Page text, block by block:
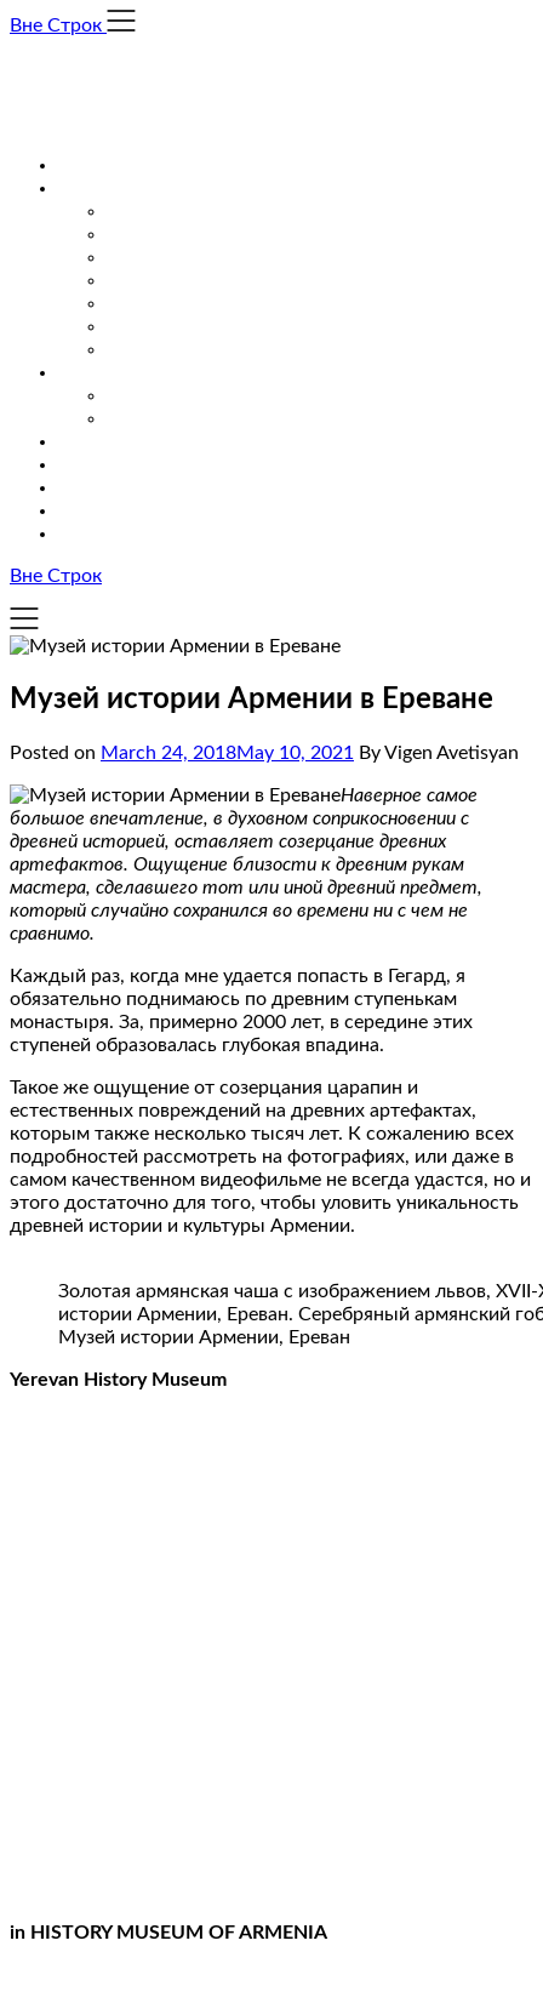
Skip
Вне Строк
Вне Строк
Музей истории Армении в Ереване
Posted on March 24, 2018May 10, 2021 By Vigen Avetisyan
Наверное самое
большое впечатление, в духовном соприкосновении с
древней историей, оставляет созерцание древних
артефактов. Ощущение близости к древним рукам
мастера, сделавшего тот или иной древний предмет,
который случайно сохранился во времени ни с чем не
сравнимо.
Каждый раз, когда мне удается попасть в Гегард, я
обязательно поднимаюсь по древним ступенькам
монастыря. За, примерно 2000 лет, в середине этих
ступеней образовалась глубокая впадина.
Такое же ощущение от созерцания царапин и
естественных повреждений на древних артефактах,
которым также несколько тысяч лет. К сожалению всех
подробностей рассмотреть на фотографиях, или даже в
самом качественном видеофильме не всегда удастся, но и
этого достаточно для того, чтобы уловить уникальность
древней истории и культуры Армении.
Золотая армянская чаша с изображением львов,
истории Армении, Ереван. Серебряный армянский
Музей истории Армении, Ереван
Yerevan History Museum
in HISTORY MUSEUM OF ARMENIA